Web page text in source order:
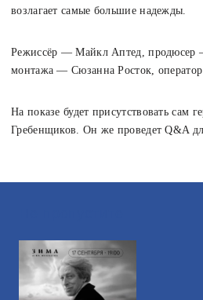
возлагает самые большие надежды.
Режиссёр — Майкл Аптед, продюсер
монтажа — Сюзанна Росток,
На показе будет присутствовать сам
Гребенщиков. Он же проведет Q&A